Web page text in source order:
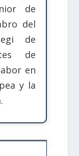
de
del
de
de
en
y la